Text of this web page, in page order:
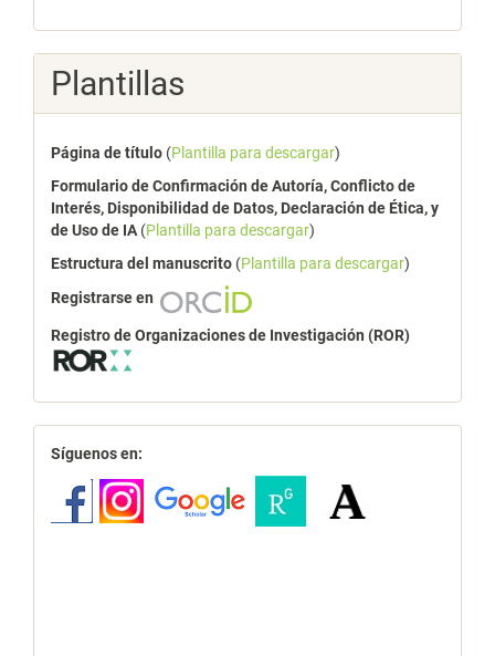
Plantillas
Página de título (Plantilla para descargar)
Formulario de Confirmación de Autoría, Conflicto de
Interés, Disponibilidad de Datos, Declaración de Ética, y
de Uso de IA(Plantilla para descargar)
Estructura del manuscrito (Plantilla para descargar)
Registrarse en
Registro de Organizaciones de Investigación (ROR)
redes
Síguenos en: